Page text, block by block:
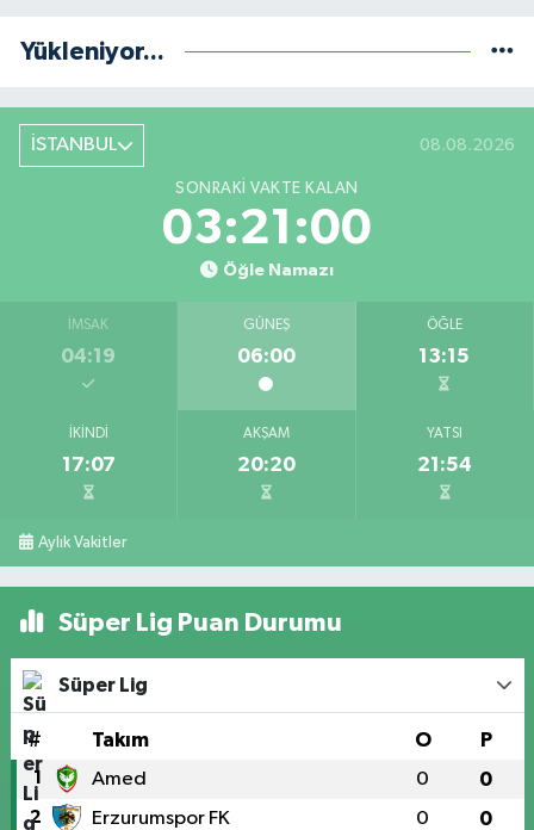
Yükleniyor...
İSTANBUL 08.08.2026
SONRAKI VAKTE KALAN
03:21:00
Öğle Namazı
İMSAK
04:19
GÜNEŞ
06:00
ÖĞLE
13:15
İKINDI
17:07
AKŞAM
20:20
YATSI
21:54
Aylık Vakitler
Süper Lig Puan Durumu
Süper Lig
# Takım O P
1 Amed 0 0
2 Erzurumspor FK 0 0